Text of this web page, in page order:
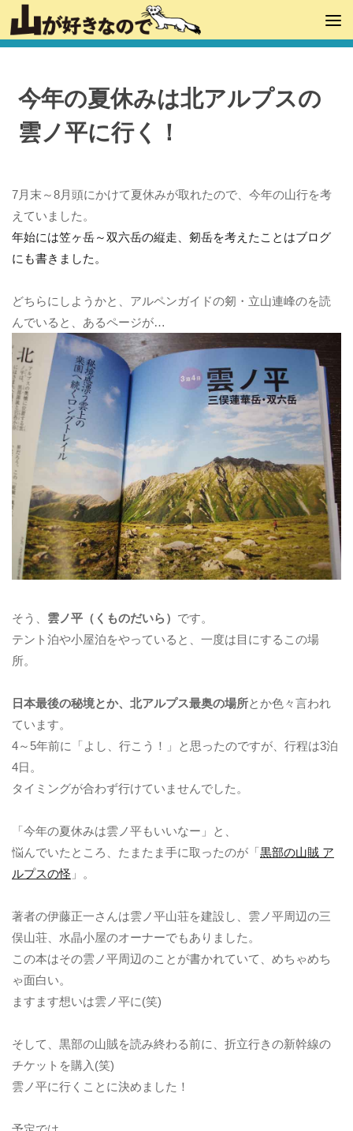
今年の夏休みは北アルプスの
雲ノ平に行く！
7月末～8月頭にかけて夏休みが取れたので、今年の山行を考
えていました。
年始には笠ヶ岳～双六岳の縦走、剱岳を考えたことはブログ
にも書きました。
どちらにしようかと、アルペンガイドの剱・立山連峰のを読
んでいると、あるページが…
そう、 雲ノ平（くものだいら） です。
テント泊や小屋泊をやっていると、一度は目にするこの場
所。
日本最後の秘境とか、北アルプス最奥の場所とか色々言われ
ています。
4～5年前に「よし、行こう！」と思ったのですが、行程は3泊
4日。
タイミングが合わず行けていませんでした。
「今年の夏休みは雲ノ平もいいなー」と、
悩んでいたところ、たまたま手に取ったのが「黒部の山賊 ア
ルプスの怪 」。
著者の伊藤正一さんは雲ノ平山荘を建設し、雲ノ平周辺の三
俣山荘、水晶小屋のオーナーでもありました。
この本はその雲ノ平周辺のことが書かれていて、めちゃめち
ゃ面白い。
ますます想いは雲ノ平に(笑)
そして、黒部の山賊を読み終わる前に、折立行きの新幹線の
チケットを購入(笑)
雲ノ平に行くことに決めました！